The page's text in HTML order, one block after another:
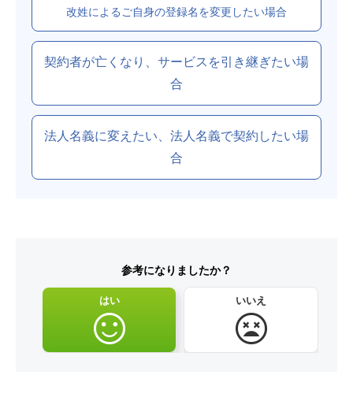
改姓によるご自身の登録名を変更したい場合
契約者が亡くなり、サービスを引き継ぎたい場
合
法人名義に変えたい、法人名義で契約したい場
合
参考になりましたか？
はい いいえ